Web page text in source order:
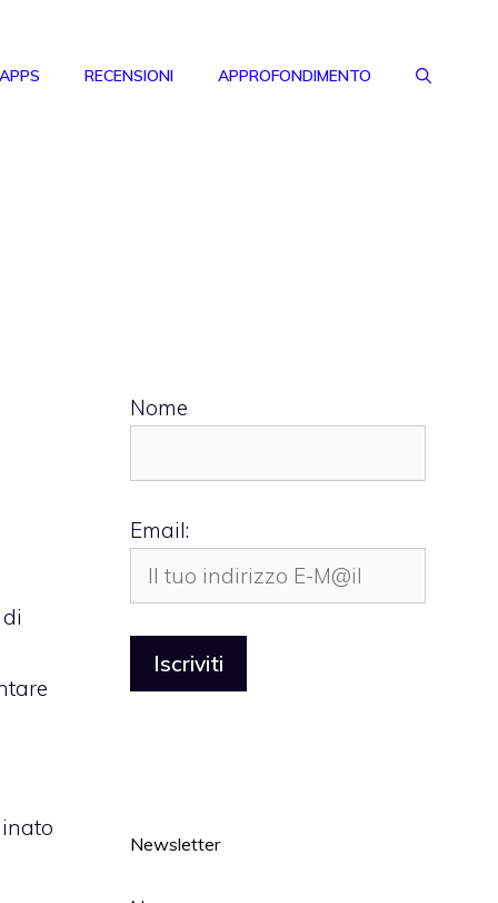
RECENSIONI APPROFONDIMENTO
Nome
Email:
Newsletter